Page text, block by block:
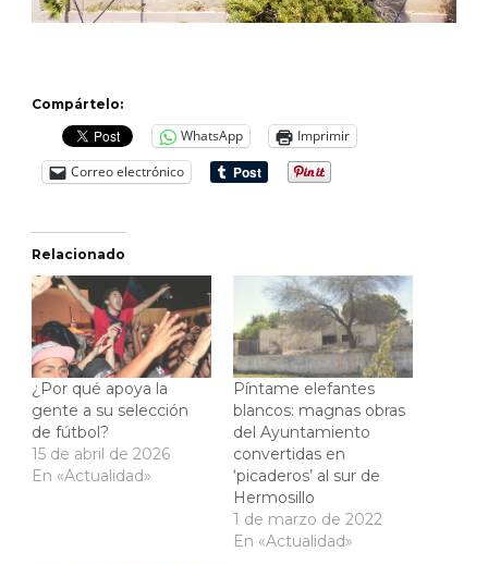
Compártelo:
WhatsApp
Imprimir
Correo electrónico
Relacionado
¿Por qué apoya la
gente a su selección
de fútbol?
15 de abril de 2026
En «Actualidad»
Píntame elefantes
blancos: magnas obras
del Ayuntamiento
convertidas en
‘picaderos’ al sur de
Hermosillo
1 de marzo de 2022
En «Actualidad»